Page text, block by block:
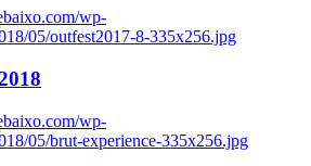
wp-
05/outfest2017-8-335x256.jpg
wp-
05/brut-experience-335x256.jpg